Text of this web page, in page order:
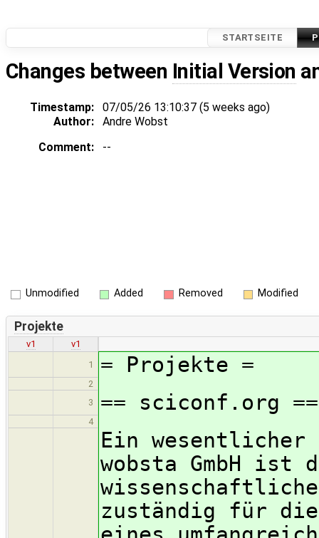
STARTSEITE
Changes between Initial Version
Timestamp: 07/05/26 13:10:37 (5 weeks ago)
Author:
Andre Wobst
Comment:
--
Unmodified Added Removed Modified
Projekte
v1
v1
1
= Projekte =
2
3
== sciconf.org ==
4
Ein wesentlicher
wobsta GmbH ist
zuständig für